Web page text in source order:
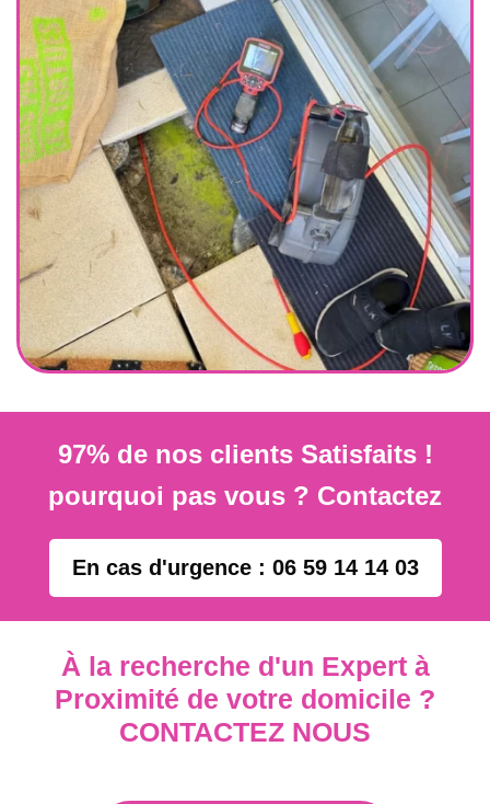
97% de nos clients Satisfaits !
pourquoi pas vous ? Contactez
En cas d'urgence : 06 59 14 14 03
À la recherche d'un Expert à
Proximité de votre domicile ?
CONTACTEZ NOUS